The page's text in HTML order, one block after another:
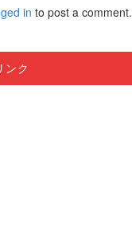
in to post a comment.
ンク